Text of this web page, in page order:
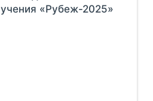
учения «Рубеж-2025»